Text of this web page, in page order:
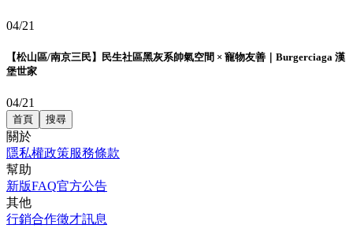
04/21
【松山區/南京三民】民生社區黑灰系帥氣空間 × 寵物友善｜Burgerciaga 漢
堡世家
04/21
首頁 搜尋
關於
隱私權政策服務條款
幫助
新版FAQ官方公告
其他
行銷合作徵才訊息